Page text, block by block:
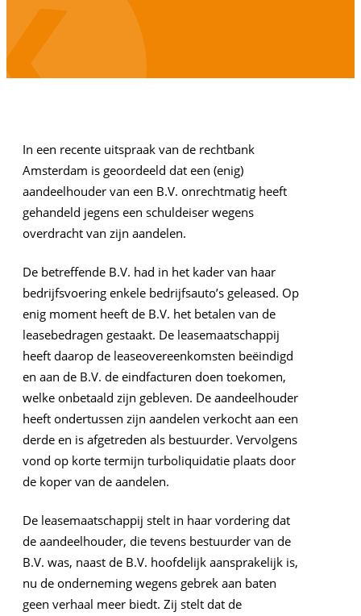
In een recente uitspraak van de rechtbank
Amsterdam is geoordeeld dat een (enig)
aandeelhouder van een B.V. onrechtmatig heeft
gehandeld jegens een schuldeiser wegens
overdracht van zijn aandelen.
De betreffende B.V. had in het kader van haar
bedrijfsvoering enkele bedrijfsauto’s geleased. Op
enig moment heeft de B.V. het betalen van de
leasebedragen gestaakt. De leasemaatschappij
heeft daarop de leaseovereenkomsten beëindigd
en aan de B.V. de eindfacturen doen toekomen,
welke onbetaald zijn gebleven. De aandeelhouder
heeft ondertussen zijn aandelen verkocht aan een
derde en is afgetreden als bestuurder. Vervolgens
vond op korte termijn turboliquidatie plaats door
de koper van de aandelen.
De leasemaatschappij stelt in haar vordering dat
de aandeelhouder, die tevens bestuurder van de
B.V. was, naast de B.V. hoofdelijk aansprakelijk is,
nu de onderneming wegens gebrek aan baten
geen verhaal meer biedt. Zij stelt dat de